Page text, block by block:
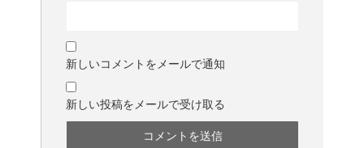
新しいコメントをメールで通知
新しい投稿をメールで受け取る